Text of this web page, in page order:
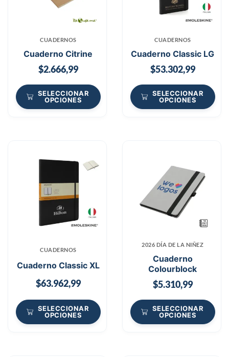
CUADERNOS
Cuaderno Citrine
$2.666,99
SELECCIONAR
OPCIONES
CUADERNOS
Cuaderno Classic LG
$53.302,99
SELECCIONAR
OPCIONES
CUADERNOS
Cuaderno Classic XL
$63.962,99
SELECCIONAR
OPCIONES
2026 DÍA DE LA NIÑEZ
Cuaderno
Colourblock
$5.310,99
SELECCIONAR
OPCIONES